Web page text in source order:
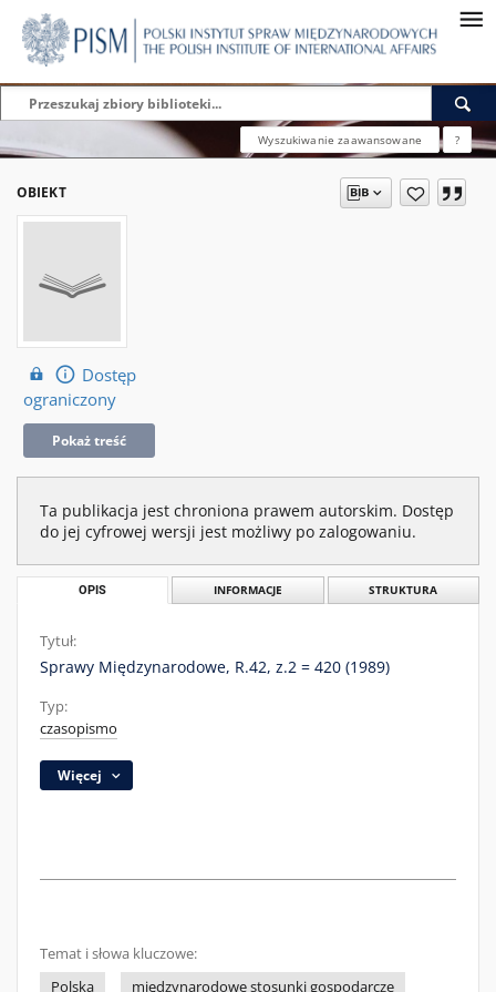
Wyszukiwanie zaawansowane ?
OBIEKT
Dostęp
ograniczony
Pokaż treść
Ta publikacja jest chroniona prawem autorskim. Dostęp
do jej cyfrowej wersji jest możliwy po zalogowaniu.
OPIS INFORMACJE STRUKTURA
Tytuł:
Sprawy Międzynarodowe, R.42, z.2 = 420 (1989)
Typ:
czasopismo
Więcej
Temat i słowa kluczowe:
Polska
międzynarodowe stosunki gospodarcze